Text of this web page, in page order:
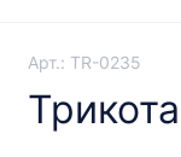
Арт.: TR-0235